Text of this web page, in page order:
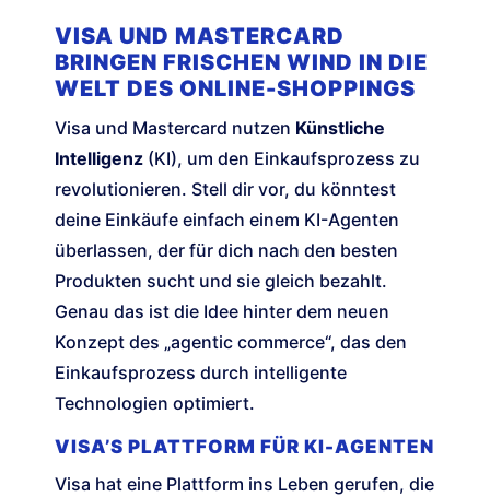
VISA UND MASTERCARD
BRINGEN FRISCHEN WIND IN DIE
WELT DES ONLINE-SHOPPINGS
Visa und Mastercard nutzen Künstliche
Intelligenz (KI), um den Einkaufsprozess zu
revolutionieren. Stell dir vor, du könntest
deine Einkäufe einfach einem KI-Agenten
überlassen, der für dich nach den besten
Produkten sucht und sie gleich bezahlt.
Genau das ist die Idee hinter dem neuen
Konzept des „agentic commerce“, das den
Einkaufsprozess durch intelligente
Technologien optimiert.
VISA’S PLATTFORM FÜR KI-AGENTEN
Visa hat eine Plattform ins Leben gerufen, die